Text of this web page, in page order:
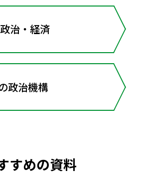
治・経済
政治機構
すめの資料